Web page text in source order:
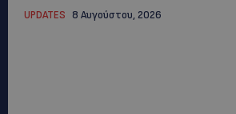
UPDATES 8 Αυγούστου, 2026